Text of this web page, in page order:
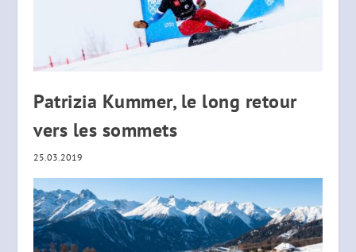
Patrizia Kummer, le long retour
vers les sommets
25.03.2019